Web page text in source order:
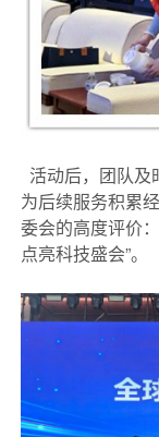
活动后，团队及
为后续服务积累
委会的高度评价
点亮科技盛会”。